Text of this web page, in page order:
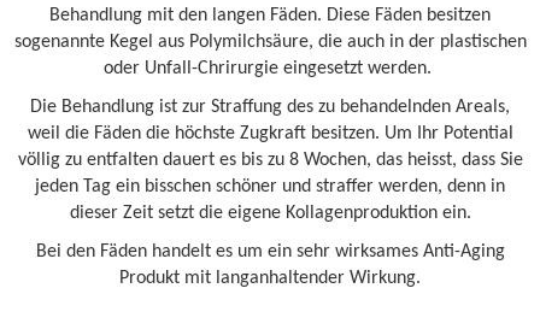
Behandlung mit den langen Fäden. Diese Fäden besitzen
sogenannte Kegel aus Polymilchsäure, die auch in der plastischen
oder Unfall-Chrirurgie eingesetzt werden.
Die Behandlung ist zur Straffung des zu behandelnden Areals,
weil die Fäden die höchste Zugkraft besitzen. Um Ihr Potential
völlig zu entfalten dauert es bis zu 8 Wochen, das heisst, dass Sie
jeden Tag ein bisschen schöner und straffer werden, denn in
dieser Zeit setzt die eigene Kollagenproduktion ein.
Bei den Fäden handelt es um ein sehr wirksames Anti-Aging
Produkt mit langanhaltender Wirkung.